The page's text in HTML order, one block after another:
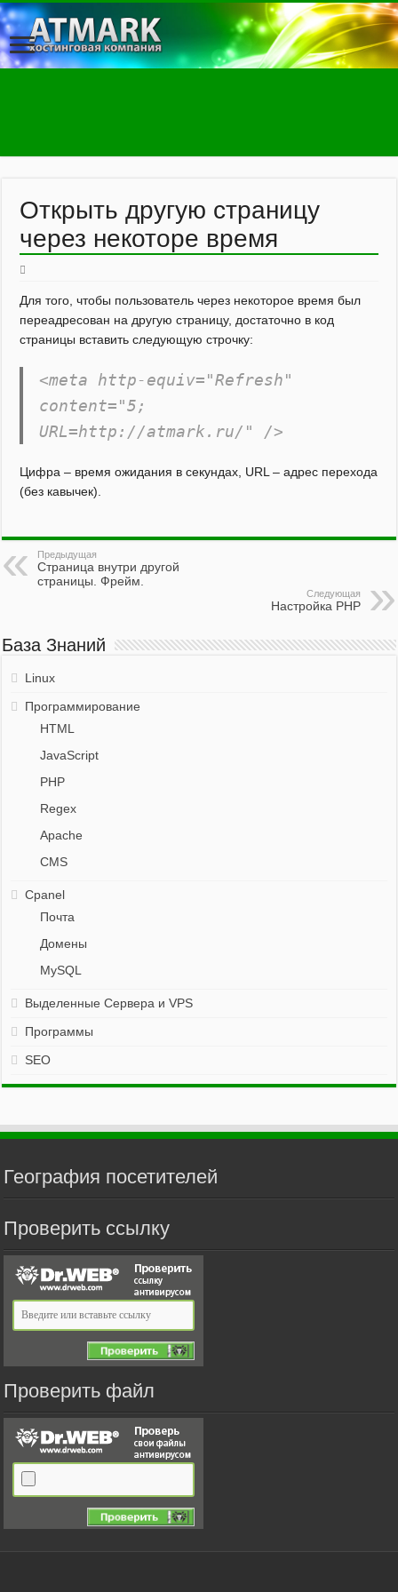
Открыть другую страницу
через некоторе время
Для того, чтобы пользователь через некоторое время был
переадресован на другую страницу, достаточно в код
страницы вставить следующую строчку:
<meta http-equiv="Refresh"
content="5;
URL=http://atmark.ru/" />
Цифра – время ожидания в секундах, URL – адрес перехода
(без кавычек).
Предыдущая
Страница внутри другой
страницы. Фрейм.
Следующая
Настройка PHP
База Знаний
Linux
Программирование
HTML
JavaScript
PHP
Regex
Apache
CMS
Cpanel
Почта
Домены
MySQL
Выделенные Сервера и VPS
Программы
SEO
География посетителей
Проверить ссылку
Проверить файл